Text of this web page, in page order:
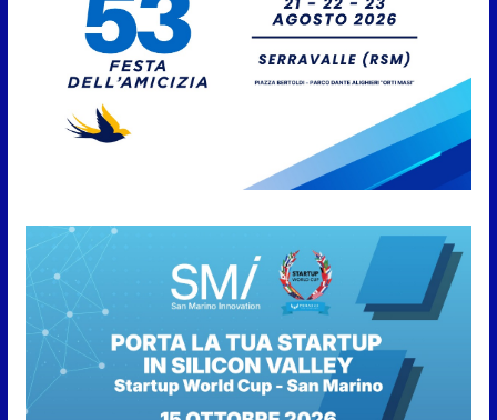
Live” una serata di
divertimento, arte, buona
cucina e solidarietà, a Faetano.
Con la firma e la regia di